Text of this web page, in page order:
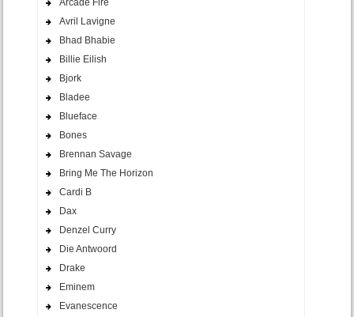
Avril Lavigne
Bhad Bhabie
Billie Eilish
Bjork
Bladee
Blueface
Bones
Brennan Savage
Bring Me The Horizon
Cardi B
Dax
Denzel Curry
Die Antwoord
Drake
Eminem
Evanescence